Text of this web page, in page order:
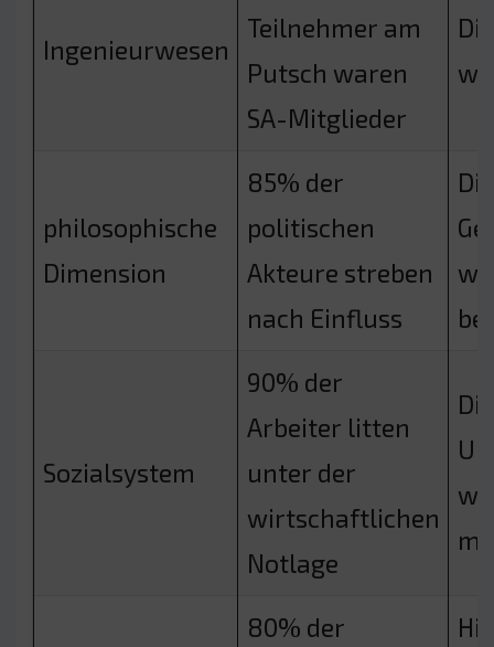
Ingenieurwesen
Teilnehmer am
Putsch waren
SA-Mitglieder
philosophische
Dimension
85% der
politischen
Akteure streben
nach Einfluss
Sozialsystem
90% der
Arbeiter litten
unter der
wirtschaftlichen
Notlage
Die
80% der